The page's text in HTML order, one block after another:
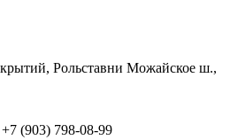
Рольставни Можайское ш.,
(903) 798-08-99